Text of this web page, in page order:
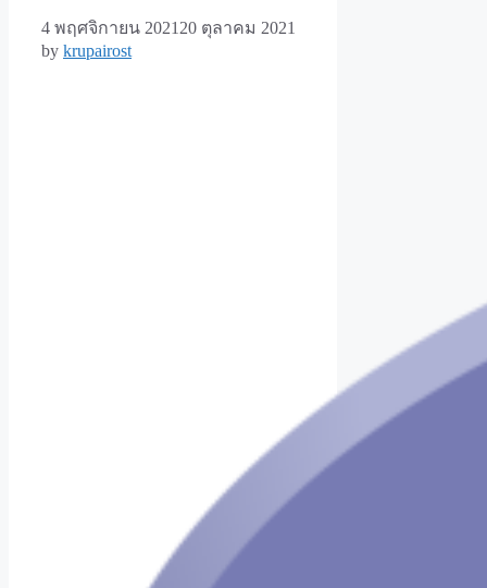
4 พฤศจิกายน 2021 20 ตุลาคม 2021
by krupairost